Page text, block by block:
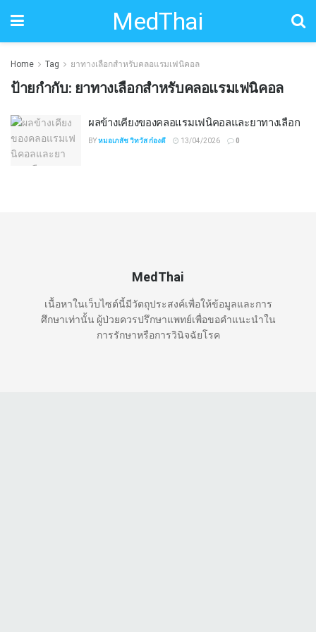
MedThai
Home Tag ยาทางเลือกสำหรับคลอแรมเฟนิคอล
ป้ายกำกับ: ยาทางเลือกสำหรับคลอแรมเฟนิคอล
ผลข้างเคียงของคลอแรมเฟนิคอลและยาทางเลือก
BYหมอเภสัช วิทวัส ก๋องดี 13/04/2026 0
MedThai
เนื้อหาในเว็บไซต์นี้มีวัตถุประสงค์เพื่อให้ข้อมูลและการ
ศึกษาเท่านั้น ผู้ป่วยควรปรึกษาแพทย์เพื่อขอคำแนะนำใน
การรักษาหรือการวินิจฉัยโรค